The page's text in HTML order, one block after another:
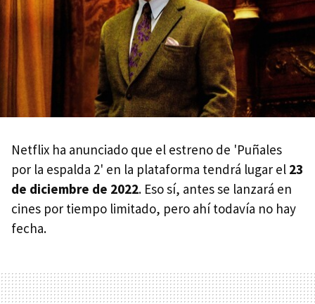
Netflix ha anunciado que el estreno de 'Puñales
por la espalda 2' en la plataforma tendrá lugar el 23
de diciembre de 2022. Eso sí, antes se lanzará en
cines por tiempo limitado, pero ahí todavía no hay
fecha.